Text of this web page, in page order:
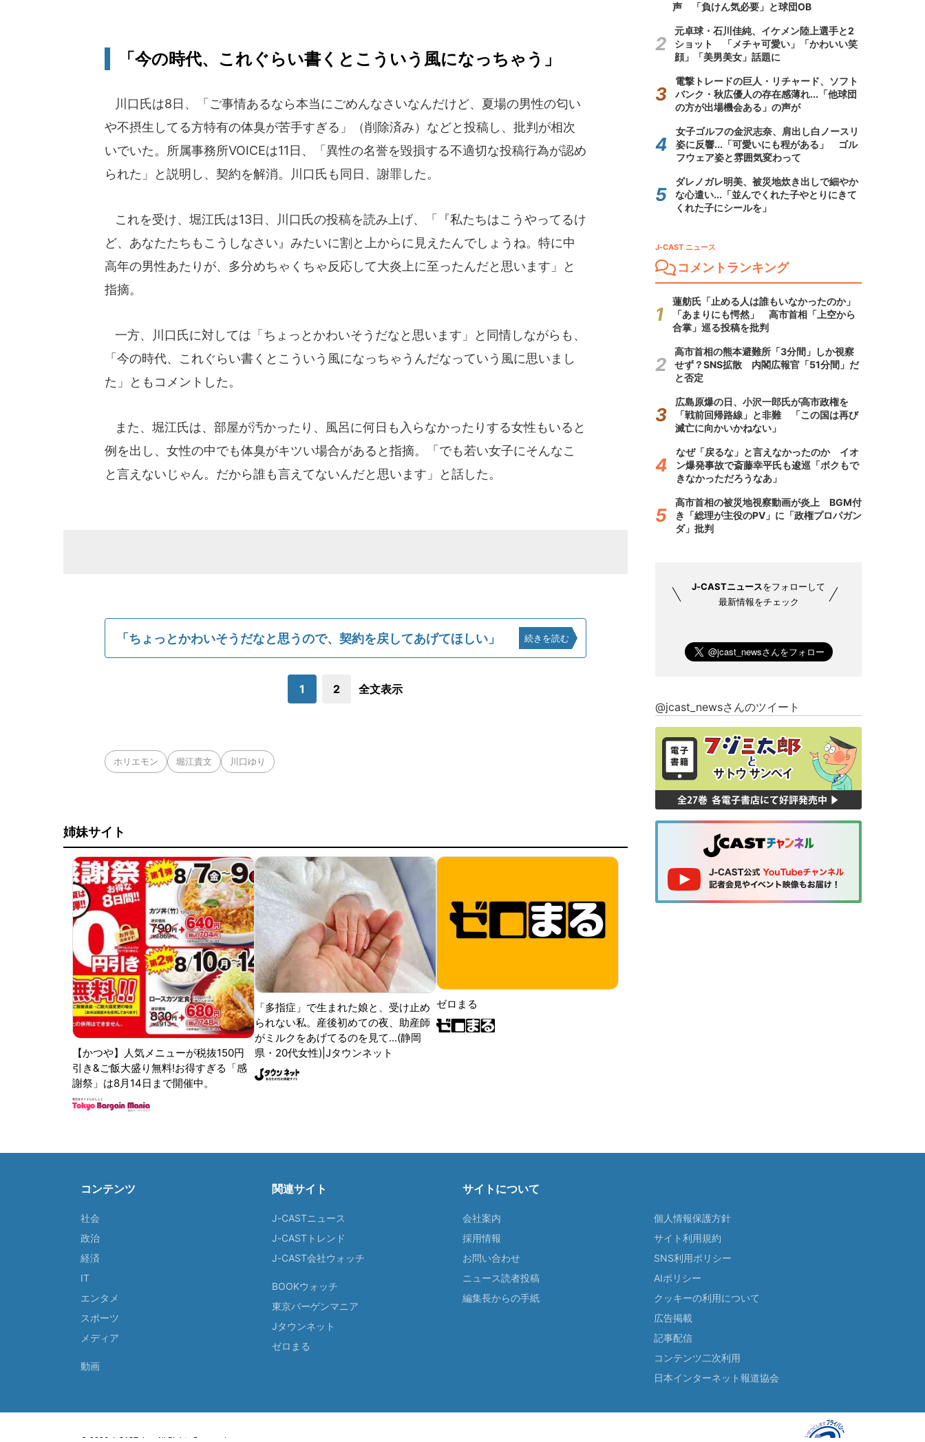
「今の時代、これぐらい書くとこういう風になっちゃう」
川口氏は8日、「ご事情あるなら本当にごめんなさいなんだけど、夏場の男性の匂い
や不摂生してる方特有の体臭が苦手すぎる」（削除済み）などと投稿し、批判が相次
いでいた。所属事務所VOICEは11日、「異性の名誉を毀損する不適切な投稿行為が認め
られた」と説明し、契約を解消。川口氏も同日、謝罪した。
これを受け、堀江氏は13日、川口氏の投稿を読み上げ、「『私たちはこうやってるけ
ど、あなたたちもこうしなさい』みたいに割と上からに見えたんでしょうね。特に中
高年の男性あたりが、多分めちゃくちゃ反応して大炎上に至ったんだと思います」と
指摘。
一方、川口氏に対しては「ちょっとかわいそうだなと思います」と同情しながらも、
「今の時代、これぐらい書くとこういう風になっちゃうんだなっていう風に思いまし
た」ともコメントした。
また、堀江氏は、部屋が汚かったり、風呂に何日も入らなかったりする女性もいると
例を出し、女性の中でも体臭がキツい場合があると指摘。「でも若い女子にそんなこ
と言えないじゃん。だから誰も言えてないんだと思います」と話した。
「ちょっとかわいそうだなと思うので、契約を戻してあげてほしい」 続きを読む
1 2 全文表示
ホリエモン 堀江貴文 川口ゆり
姉妹サイト
【かつや】人気メニューが税抜150円
引き&ご飯大盛り無料!お得すぎる「感
謝祭」は8月14日まで開催中。
「多指症」で生まれた娘と、受け止め
られない私。産後初めての夜、助産師
がミルクをあげてるのを見て...(静岡
県・20代女性)|Jタウンネット
ゼロまる
声 「負けん気必要」と球団OB
元卓球・石川佳純、イケメン陸上選手と2
ショット 「メチャ可愛い」「かわいい笑
顔」「美男美女」話題に
電撃トレードの巨人・リチャード、ソフト
バンク・秋広優人の存在感薄れ...「他球団
の方が出場機会ある」の声が
女子ゴルフの金沢志奈、肩出し白ノースリ
姿に反響...「可愛いにも程がある」 ゴル
フウェア姿と雰囲気変わって
ダレノガレ明美、被災地炊き出しで細やか
な心遣い...「並んでくれた子やとりにきて
くれた子にシールを」
J-CAST ニュース
コメントランキング
蓮舫氏「止める人は誰もいなかったのか」
「あまりにも愕然」 高市首相「上空から
合掌」巡る投稿を批判
高市首相の熊本避難所「3分間」しか視察
せず？SNS拡散 内閣広報官「51分間」だ
と否定
広島原爆の日、小沢一郎氏が高市政権を
「戦前回帰路線」と非難 「この国は再び
滅亡に向かいかねない」
なぜ「戻るな」と言えなかったのか イオ
ン爆発事故で斎藤幸平氏も逡巡「ボクもで
きなかっただろうなあ」
高市首相の被災地視察動画が炎上 BGM付
き「総理が主役のPV」に「政権プロパガン
ダ」批判
J-CASTニュースをフォローして
最新情報をチェック
@jcast_newsさんのツイート
コンテンツ
社会
政治
経済
IT
エンタメ
スポーツ
メディア
動画
関連サイト
J-CASTニュース
J-CASTトレンド
J-CAST会社ウォッチ
BOOKウォッチ
東京バーゲンマニア
Jタウンネット
ゼロまる
サイトについて
会社案内
採用情報
お問い合わせ
ニュース読者投稿
編集長からの手紙
個人情報保護方針
サイト利用規約
SNS利用ポリシー
AIポリシー
クッキーの利用について
広告掲載
記事配信
コンテンツ二次利用
日本インターネット報道協会
© 2026 J-CAST, Inc. All Rights Reserved.